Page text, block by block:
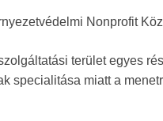
Nonprofit
terület egyes
specialitása miatt a